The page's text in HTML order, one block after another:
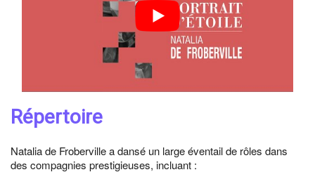
Répertoire
Natalia de Froberville a dansé un large éventail de rôles dans
des compagnies prestigieuses, incluant :